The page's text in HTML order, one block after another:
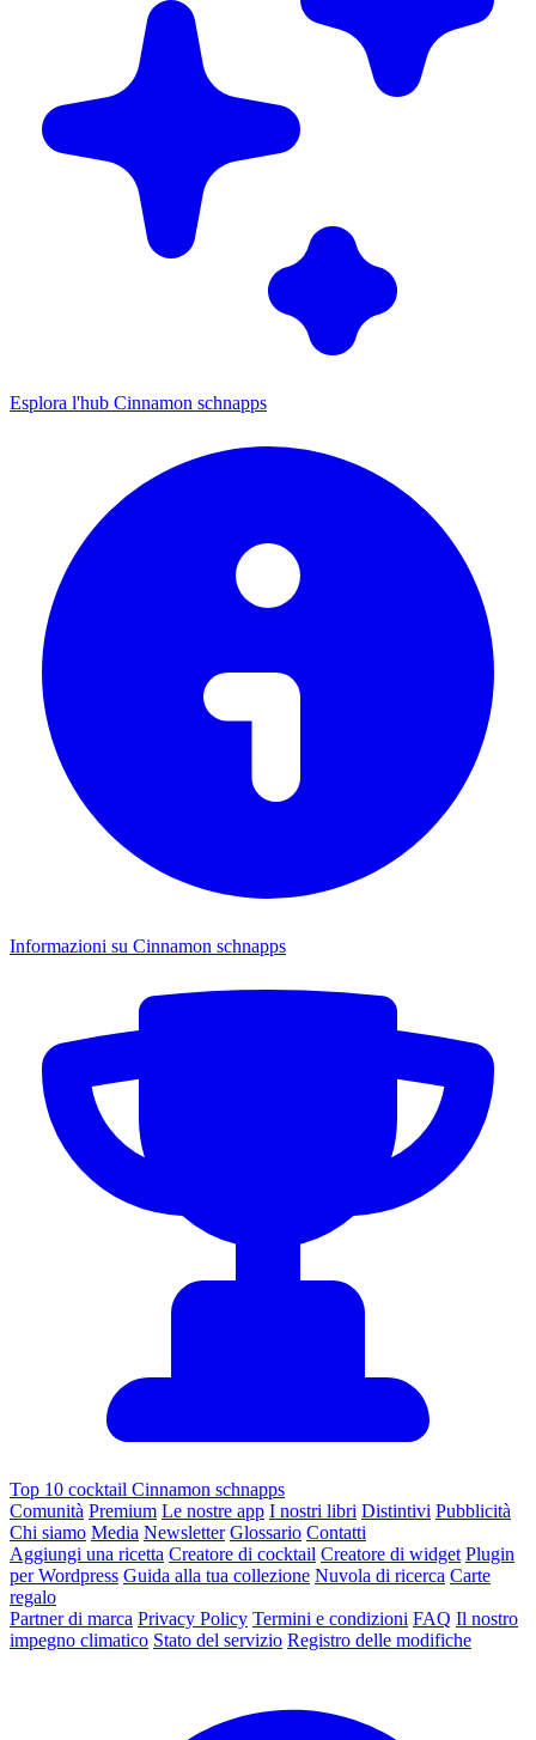
Esplora l'hub Cinnamon schnapps
Informazioni su Cinnamon schnapps
Top 10 cocktail Cinnamon schnapps
Comunità Premium Le nostre app I nostri libri Distintivi Pubblicità
Chi siamo Media Newsletter Glossario Contatti
Aggiungi una ricetta Creatore di cocktail Creatore di widget Plugin
per Wordpress Guida alla tua collezione Nuvola di ricerca Carte
regalo
Partner di marca Privacy Policy Termini e condizioni FAQ Il nostro
impegno climatico Stato del servizio Registro delle modifiche